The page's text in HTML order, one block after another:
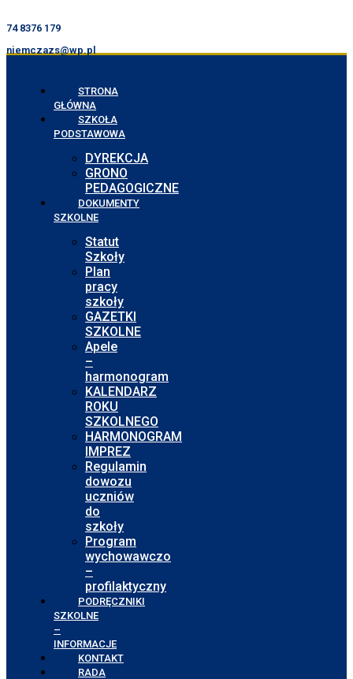
74 8376 179
niemczazs@wp.pl
STRONA
GŁÓWNA
SZKOŁA
PODSTAWOWA
DYREKCJA
GRONO
PEDAGOGICZNE
DOKUMENTY
SZKOLNE
Statut
Szkoły
Plan
pracy
szkoły
GAZETKI
SZKOLNE
Apele
–
harmonogram
KALENDARZ
ROKU
SZKOLNEGO
HARMONOGRAM
IMPREZ
Regulamin
dowozu
uczniów
do
szkoły
Program
wychowawczo
–
profilaktyczny
PODRĘCZNIKI
SZKOLNE
–
INFORMACJE
KONTAKT
RADA